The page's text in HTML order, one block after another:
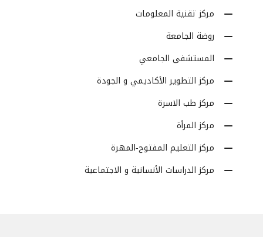
مركز تقنية المعلومات
روضة الجامعة
المستشفى الجامعي
مركز التطوير الأكاديمي و الجودة
مركز طب الاسرة
مركز المرأة
مركز التعليم المفتوح-المهرة
مركز الدراسات الأنسانية و الاجتماعية